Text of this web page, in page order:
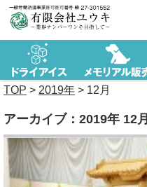
TOP > 2019年 > 12月
アーカイブ：2019年 12月